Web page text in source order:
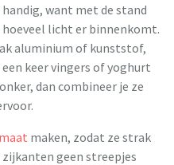
want met de stand
licht er binnenkomt.
aluminium of kunststof,
keer vingers of yoghurt
dan combineer je ze
maken, zodat ze strak
geen streepjes